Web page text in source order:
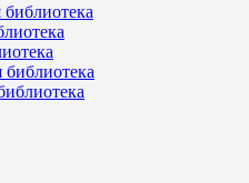
библиотека